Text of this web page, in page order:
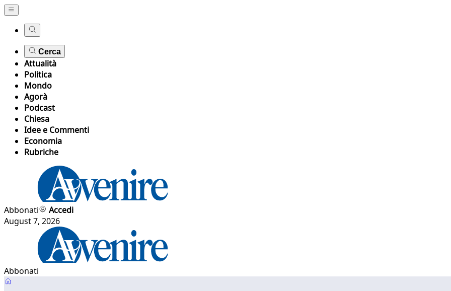
Cerca
Attualità
Politica
Mondo
Agorà
Podcast
Chiesa
Idee e Commenti
Economia
Rubriche
Abbonati
Accedi
August 7, 2026
Abbonati